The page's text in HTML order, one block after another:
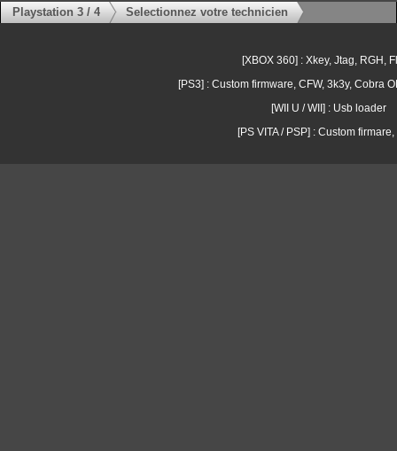
Playstation 3 / 4 Selectionnez votre technicien
[XBOX 360] : Xkey, Jtag, RGH,
[PS3] : Custom firmware, CFW, 3k3y, Cobra
[WII U / WII] : Usb loader
[PS VITA / PSP] : Custom firmare,